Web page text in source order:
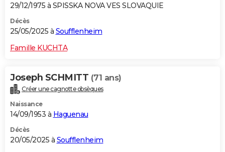
29/12/1975 à SPISSKA NOVA VES SLOVAQUIE
Décès
25/05/2025 à Soufflenheim
Famille KUCHTA
Joseph SCHMITT (71 ans)
Créer une cagnotte obsèques
Naissance
14/09/1953 à Haguenau
Décès
20/05/2025 à Soufflenheim